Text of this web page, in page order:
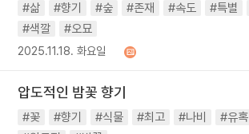
#삶 #향기 #숲 #존재 #속도 #특별
#색깔
#오묘
2025.11.18. 화요일
압도적인 밤꽃 향기
#꽃 #향기 #식물 #최고 #나비 #유혹